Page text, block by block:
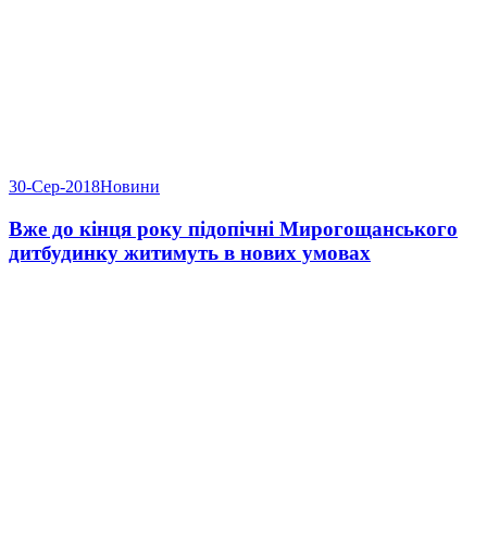
30-Сер-2018Новини
Вже до кінця року підопічні Мирогощанського
дитбудинку житимуть в нових умовах